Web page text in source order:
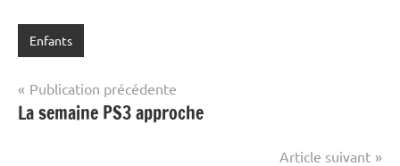
Enfants
Navigation
de
Publication précédente
La semaine PS3 approche
Article suivant